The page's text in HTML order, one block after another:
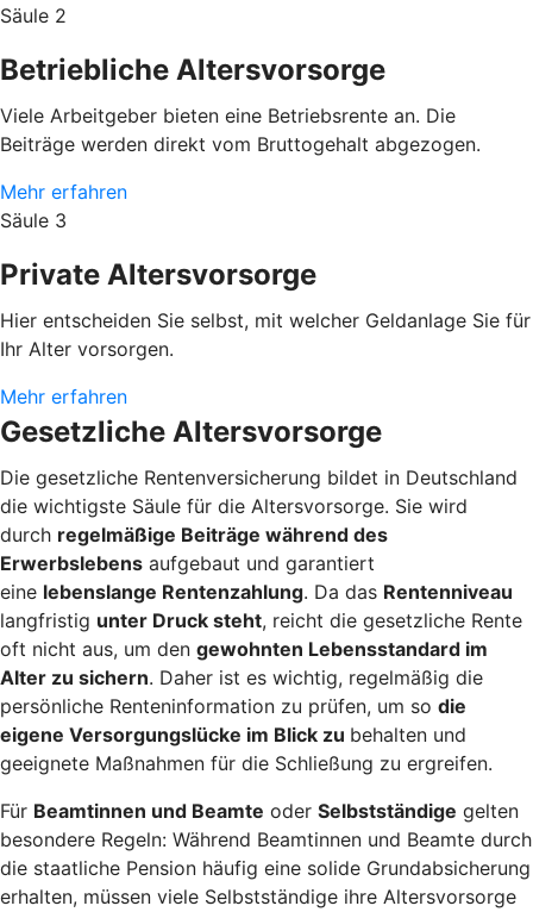
Säule 2
Betriebliche Altersvorsorge
Viele Arbeitgeber bieten eine Betriebsrente an. Die
Beiträge werden direkt vom Bruttogehalt abgezogen.
Mehr erfahren
Säule 3
Private Altersvorsorge
Hier entscheiden Sie selbst, mit welcher Geldanlage Sie für
Ihr Alter vorsorgen.
Mehr erfahren
Gesetzliche Altersvorsorge
Die gesetzliche Rentenversicherung bildet in Deutschland
die wichtigste Säule für die Altersvorsorge. Sie wird
durch regelmäßige Beiträge während des
Erwerbslebens aufgebaut und garantiert
eine lebenslange Rentenzahlung. Da das Rentenniveau
langfristig unter Druck steht, reicht die gesetzliche Rente
oft nicht aus, um den gewohnten Lebensstandard im
Alter zu sichern. Daher ist es wichtig, regelmäßig die
persönliche Renteninformation zu prüfen, um so die
eigene Versorgungslücke im Blick zu behalten und
geeignete Maßnahmen für die Schließung zu ergreifen.
Für Beamtinnen und Beamte oder Selbstständige gelten
besondere Regeln: Während Beamtinnen und Beamte durch
die staatliche Pension häufig eine solide Grundabsicherung
erhalten, müssen viele Selbstständige ihre Altersvorsorge